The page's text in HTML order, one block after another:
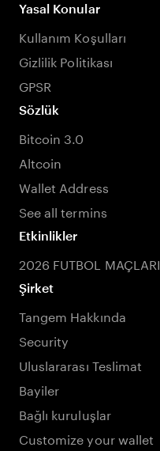
Yasal Konular
Kullanım Koşulları
Gizlilik Politikası
GPSR
Sözlük
Bitcoin 3.0
Altcoin
Wallet Address
See all termins
Etkinlikler
2026 FUTBOL MAÇLARI
Şirket
Tangem Hakkında
Security
Uluslararası Teslimat
Bayiler
Bağlı kuruluşlar
Customize your wallet